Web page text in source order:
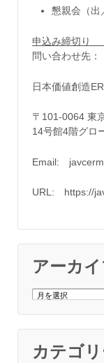
懇親会（出
申込み締切り
問い合わせ先：
日本価値創造
〒101-0064 東
14号館4階グロ
Email:
URL: https://
アーカ
カテゴ